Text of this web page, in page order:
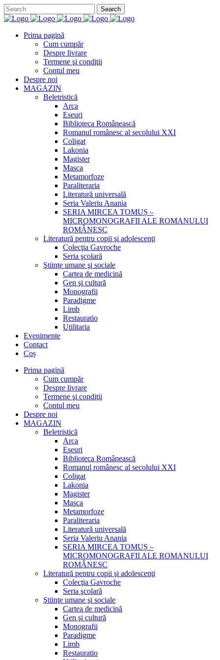
Prima pagină
Cum cumpăr
Despre livrare
Termene şi condiţii
Contul meu
Despre noi
MAGAZIN
Beletristică
Arca
Eseuri
Biblioteca Românească
Romanul românesc al secolului XXI
Coligat
Lakonia
Magister
Masca
Metamorfoze
Paraliteraria
Literatură universală
Seria Valeriu Anania
SERIA MIRCEA TOMUȘ –
MICROMONOGRAFII ALE ROMANULUI
ROMÂNESC
Literatură pentru copii şi adolescenţi
Colecţia Gavroche
Seria şcolară
Ştiinţe umane şi sociale
Cartea de medicină
Gen şi cultură
Monografii
Paradigme
Limb
Restauratio
Utilitaria
Evenimente
Contact
Coș
Prima pagină
Cum cumpăr
Despre livrare
Termene şi condiţii
Contul meu
Despre noi
MAGAZIN
Beletristică
Arca
Eseuri
Biblioteca Românească
Romanul românesc al secolului XXI
Coligat
Lakonia
Magister
Masca
Metamorfoze
Paraliteraria
Literatură universală
Seria Valeriu Anania
SERIA MIRCEA TOMUȘ –
MICROMONOGRAFII ALE ROMANULUI
ROMÂNESC
Literatură pentru copii şi adolescenţi
Colecţia Gavroche
Seria şcolară
Ştiinţe umane şi sociale
Cartea de medicină
Gen şi cultură
Monografii
Paradigme
Limb
Restauratio